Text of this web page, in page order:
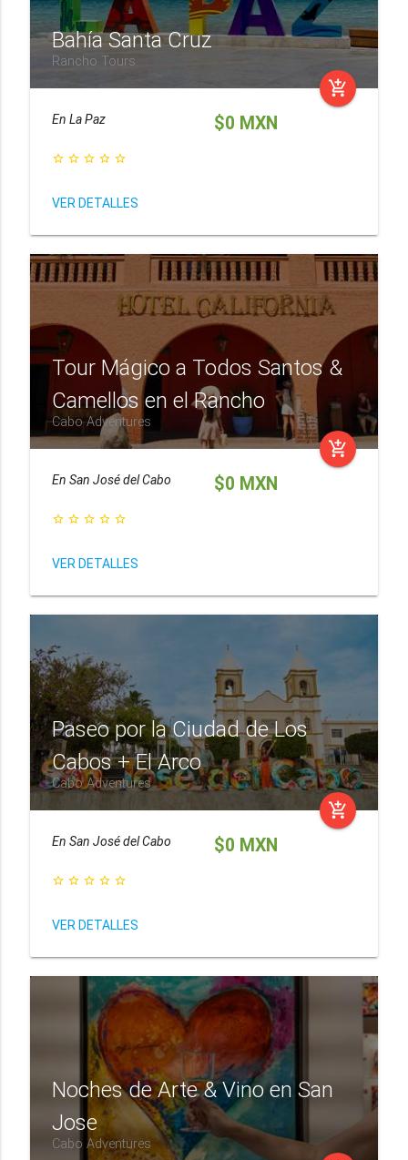
Bahía Santa Cruz
Rancho Tours
add_shopping_cart
En La Paz
star_border star_border star_border star_border star_border
VER DETALLES
$0 MXN
Tour Mágico a Todos Santos &
Camellos en el Rancho
Cabo Adventures
add_shopping_cart
En San José del Cabo
star_border star_border star_border star_border star_border
VER DETALLES
$0 MXN
Paseo por la Ciudad de Los
Cabos + El Arco
Cabo Adventures
add_shopping_cart
En San José del Cabo
star_border star_border star_border star_border star_border
VER DETALLES
$0 MXN
Noches de Arte & Vino en San
Jose
Cabo Adventures